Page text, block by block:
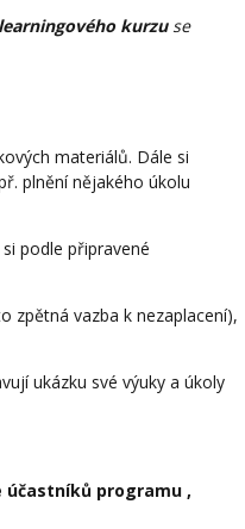
kurzu se
materiálů. Dále si
plnění nějakého úkolu
podle připravené
zpětná vazba k nezaplacení),
ukázku své výuky a úkoly
účastníků programu ,